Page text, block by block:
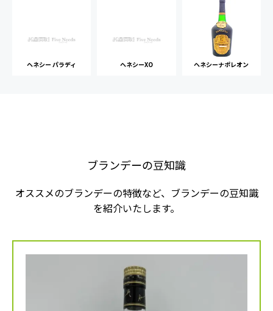
ヘネシー パラディ ヘネシーXO ヘネシーナポレオン
ブランデーの豆知識
オススメのブランデーの特徴など、ブランデーの豆知識
を紹介いたします。